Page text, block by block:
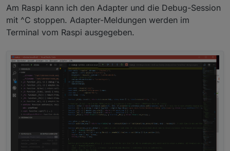
Am Raspi kann ich den Adapter und die Debug-Session
mit ^C stoppen. Adapter-Meldungen werden im
Terminal vom Raspi ausgegeben.